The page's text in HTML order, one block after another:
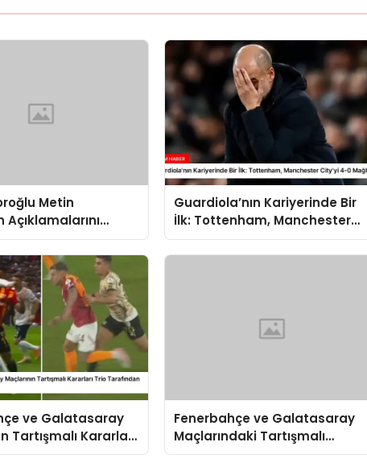
Metin
Açıklamalarını
“Okan Buruk
Etti!”
Guardiola’nın Kariyerinde Bir
İlk: Tottenham, Manchester
City’yi 4-0 Mağlup Etti
ve Galatasaray
Tartışmalı Kararları
Değerlendirildi
Fenerbahçe ve Galatasaray
Maçlarındaki Tartışmalı
Kararlar Yorumlandı